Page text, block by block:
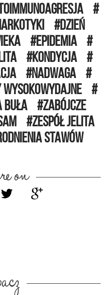
DZIEŃ
EPIDEMIA
KONDYCJA
NADWAGA
BUŁA
ZABÓJCZE
ZESPÓŁ JELITA
STAWÓW
on